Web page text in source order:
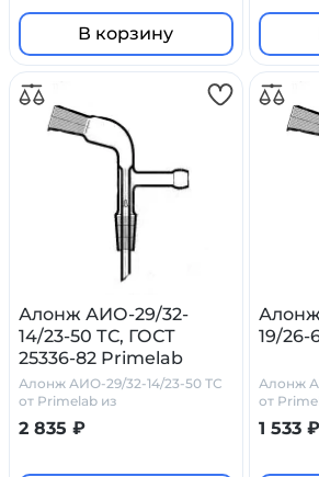
В корзину
Алонж АИО-29/32-
14/23-50 ТС, ГОСТ
25336-82 Primelab
Алонж АИО-29/32-14/23-50 ТС
от Primelab из
боросиликатного стекла
Simax
2 835 ₽
19/26-
Алонж
от
стекла
1 533 ₽